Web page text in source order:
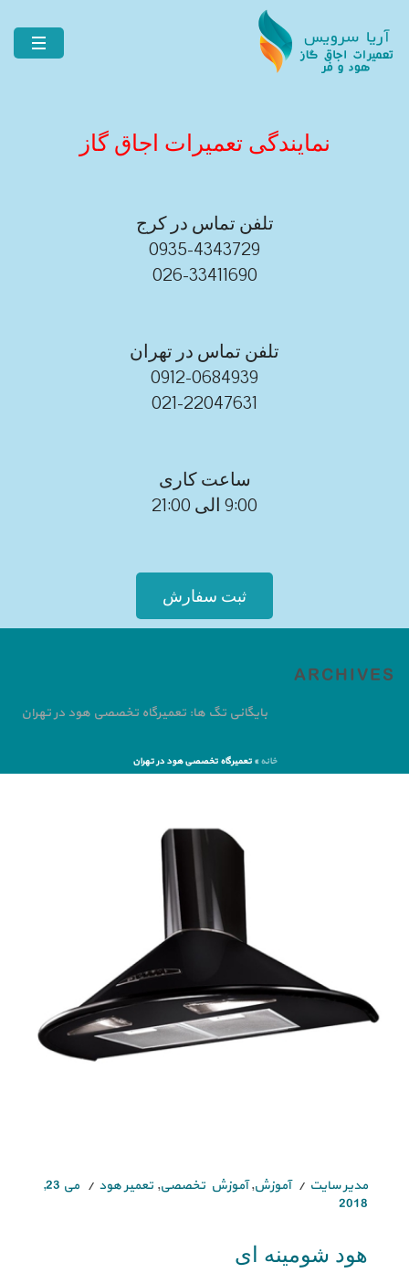
نمایندگی تعمیرات اجاق گاز
تلفن تماس در کرج
0935-4343729
026-33411690
تلفن تماس در تهران
0912-0684939
021-22047631
ساعت کاری
9:00 الی 21:00
ثبت سفارش
ARCHIVES
بایگانی تگ ها: تعمیرگاه تخصصی هود در تهران
خانه » تعمیرگاه تخصصی هود در تهران
مدیر سایت آموزش,آموزش تخصصی, تعمیر هود
می 23,
2018
هود شومینه ای